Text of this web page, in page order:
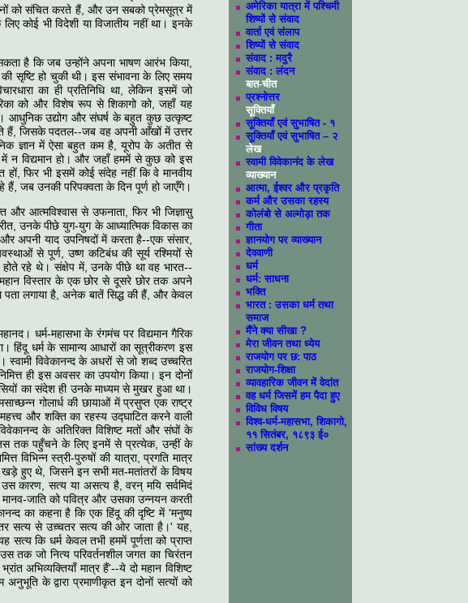
को संचित करते हैं, और उन सबको प्रेमसूत्र में
कोई भी विदेशी या विजातीय नहीं था। इनके
है कि जब उन्होंने अपना भाषण आरंभ किया,
सृष्टि हो चुकी थी। इस संभावना के लिए समय
का ही प्रतिनिधि था, लेकिन इसमें जो
को और विशेष रूप से शिकागो को, जहाँ यह
आधुनिक उद्योग और संघर्ष के बहुत कुछ उत्कृष्ट
हैं, जिसके पदतल--जब वह अपनी आँखों में उत्तर
ज्ञान में ऐसा बहुत कम है, यूरोप के अतीत से
में न विद्यमान हो। और जहाँ हममें से कुछ को इस
फिर भी इसमें कोई संदेह नहीं कि वे मानवीय
जब उनकी परिपक्वता के दिन पूर्ण हो जाएँगे।
और आत्मविश्वास से उफनाता, फिर भी जिज्ञासु
उनके पीछे युग-युग के आध्यात्मिक विकास का
अपनी याद उपनिषदों में करता है--एक संसार,
से पूर्ण, उष्ण कटिबंध की सूर्य रश्मियों से
रहे थे। संक्षेप में, उनके पीछे था वह भारत--
विस्तार के एक छोर से दूसरे छोर तक अपने
पता लगाया है, अनेक बातें सिद्ध की हैं, और केवल
धर्म-महासभा के रंगमंच पर विद्यमान गैरिक
हिंदू धर्म के सामान्य आधारों का सूत्रीकरण इस
स्वामी विवेकानन्द के अधरों से जो शब्द उच्चरित
ही इस अवसर का उपयोग किया। इन दोनों
का संदेश ही उनके माध्यम से मुखर हुआ था।
गोलार्ध की छायाओं में प्रसुप्त एक राष्ट्र
और शक्ति का रहस्य उद्घाटित करने वाली
के अतिरिक्त विशिष्ट मतों और संघों के
तक पहुँचने के लिए इनमें से प्रत्येक, उन्हीं के
विभिन्न स्त्री-पुरुषों की यात्रा, प्रगति मात्र
खड़े हुए थे, जिसने इन सभी मत-मतांतरों के विषय
कारण, सत्य या असत्य है, वरन् मयि सर्वमिदं
जाति को पवित्र और उसका उन्नयन करती
का कहना है कि एक हिंदू की दृष्टि में 'मनुष्य
सत्य से उच्चतर सत्य की ओर जाता है।' यह,
सत्य कि धर्म केवल तभी हममें पूर्णता को प्राप्त
तक जो नित्य परिवर्तनशील जगत का चिरंतन
अभिव्यक्तियाँ मात्र हैं'--ये दो महान विशिष्ट
के द्वारा प्रमाणीकृत इन दोनों सत्यों को
अमेरिका यात्रा में पश्चिमी
शिष्यों से संवाद
वार्ता एवं संलाप
शिष्यों से संवाद
संवाद : मदुरै
संवाद : लंदन
बात-चीत
प्रश्नोत्तर
सूक्तियाँ
सूक्तियाँ एवं सुभाषित - १
सूक्तियाँ एवं सुभाषित – २
लेख
स्वामी विवेकानंद के लेख
व्याख्यान
आत्मा, ईश्वर और प्रकृति
कर्म और उसका रहस्य
कोलंबो से अल्मोड़ा तक
गीता
ज्ञानयोग पर व्याख्यान
देववाणी
धर्म
धर्म: साधना
भक्ति
भारत : उसका धर्म तथा
समाज
मैंने क्‍या सीखा ?
मेरा जीवन तथा ध्येय
राजयोग पर छ: पाठ
राजयोग-शिक्षा
व्यावहारिक जीवन में वेदांत
वह धर्म जिसमें हम पैदा हुए
विविध विषय
विश्व-धर्म-महासभा, शिकागो,
११ सितंबर, १८९३ ई०
सांख्य दर्शन